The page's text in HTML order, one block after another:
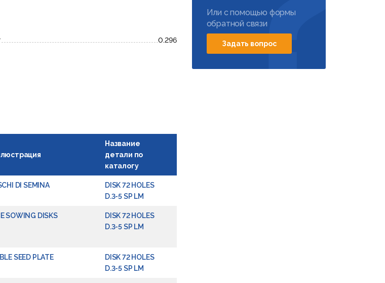
0.296
Название
детали по
каталогу
DI SEMINA
DISK 72 HOLES
D.3-5 SP LM
SOWING DISKS
DISK 72 HOLES
D.3-5 SP LM
SEED PLATE
DISK 72 HOLES
D.3-5 SP LM
Или с помощью формы
обратной связи
Задать вопрос